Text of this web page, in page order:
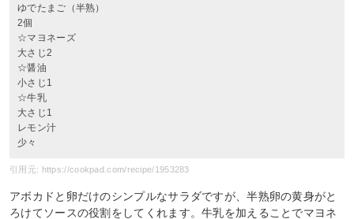
ゆでたまご（半熟）
2個
☆マヨネーズ
大さじ2
☆醤油
小さじ1
☆牛乳
大さじ1
レモン汁
少々
引用元: https://cookpad.com/recipe/1953283
アボカドと卵だけのシンプルなサラダですが、半熟卵の黄身がと
ろけてソースの役割をしてくれます。牛乳を加えることでマヨネ